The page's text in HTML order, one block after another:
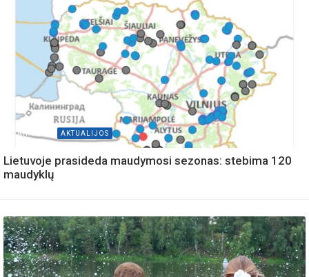
IVAIROVES AKTUALIJOS
Lietuvoje prasideda maudymosi sezonas: stebima 120
maudyklų